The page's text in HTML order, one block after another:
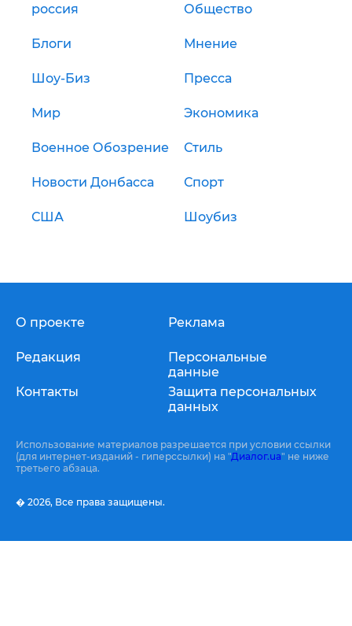
россия Общество
Блоги Мнение
Шоу-Биз Пресса
Мир Экономика
Военное Обозрение Стиль
Новости Донбасса Спорт
США Шоубиз
О проекте
Редакция
Контакты
Реклама
Персональные
данные
Защита персональных
данных
Использование материалов разрешается при условии ссылки
(для интернет-изданий - гиперссылки) на "Диалог.ua" не ниже
третьего абзаца.
� 2026, Все права защищены.